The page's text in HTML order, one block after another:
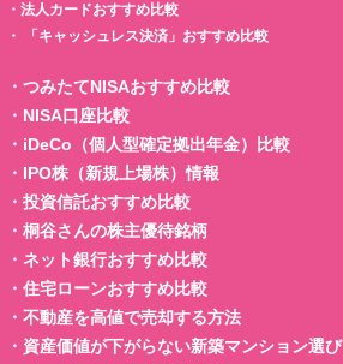
・ 法人カードおすすめ比較
・
「キャッシュレス決済」おすすめ比較
・ つみたてNISAおすすめ比較
・ NISA口座比較
・ iDeCo（個人型確定拠出年金）比較
・ IPO株（新規上場株）情報
・ 投資信託おすすめ比較
・ 桐谷さんの株主優待銘柄
・ ネット銀行おすすめ比較
・ 住宅ローンおすすめ比較
・ 不動産を高値で売却する方法
・ 資産価値が下がらない新築マンション選び